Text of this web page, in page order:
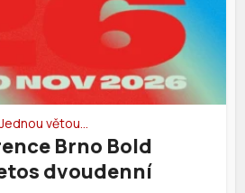
větou…
Brno Bold
dvoudenní